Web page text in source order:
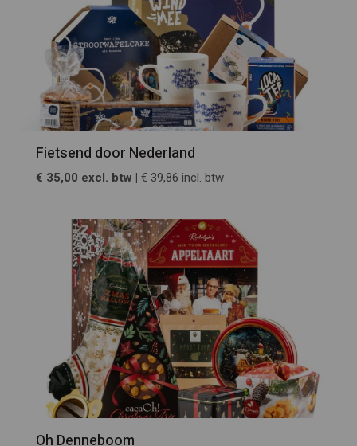
Fietsend door Nederland
€ 35,00 excl. btw | € 39,86 incl. btw
Oh Denneboom